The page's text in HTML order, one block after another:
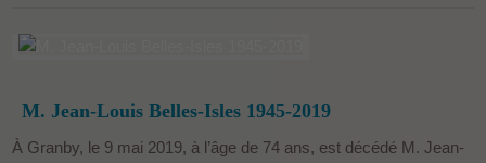
M. Jean-Louis Belles-Isles 1945-2019
À Granby, le 9 mai 2019, à l’âge de 74 ans, est décédé M. Jean-